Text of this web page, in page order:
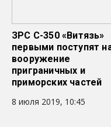
ЗРС С-350 «Витязь»
первыми поступят
вооружение
приграничных и
приморских частей
8 июля 2019, 10:45